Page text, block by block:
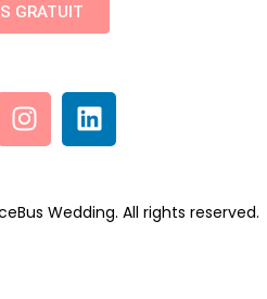
GRATUIT
Wedding. All rights reserved.